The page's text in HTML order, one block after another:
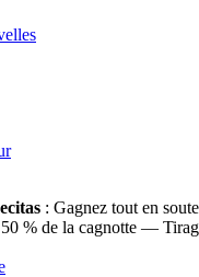
: Gagnez tout en
% de la cagnotte —